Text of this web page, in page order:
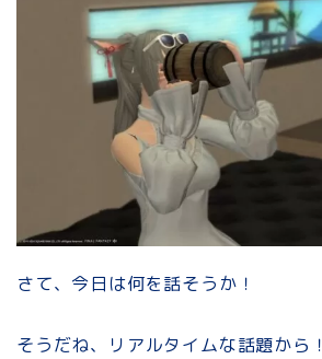
さて、今日は何を話そうか！
そうだね、リアルタイムな話題から！